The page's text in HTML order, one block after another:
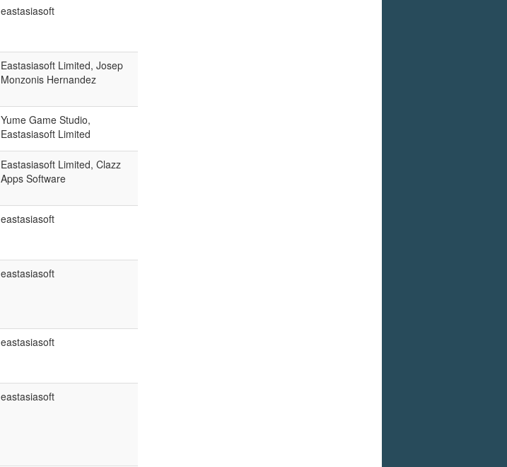
eastasiasoft
Eastasiasoft Limited, Josep
Monzonis Hernandez
Yume Game Studio,
Eastasiasoft Limited
Eastasiasoft Limited, Clazz
Apps Software
eastasiasoft
eastasiasoft
eastasiasoft
eastasiasoft